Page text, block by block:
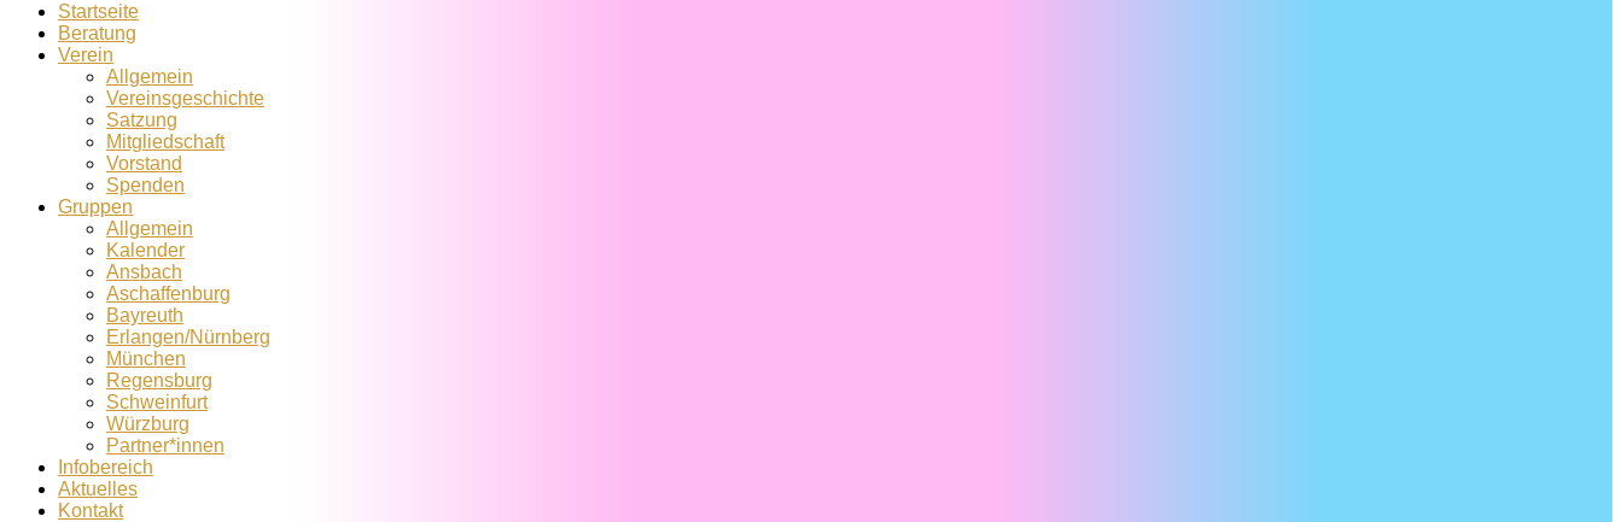
Startseite
Beratung
Verein
Allgemein
Vereins­geschichte
Satzung
Mitglied­schaft
Vorstand
Spenden
Gruppen
Allgemein
Kalender
Ansbach
Aschaffenburg
Bayreuth
Erlangen/Nürnberg
München
Regensburg
Schweinfurt
Würzburg
Partner*innen
Infobereich
Aktuelles
Kontakt